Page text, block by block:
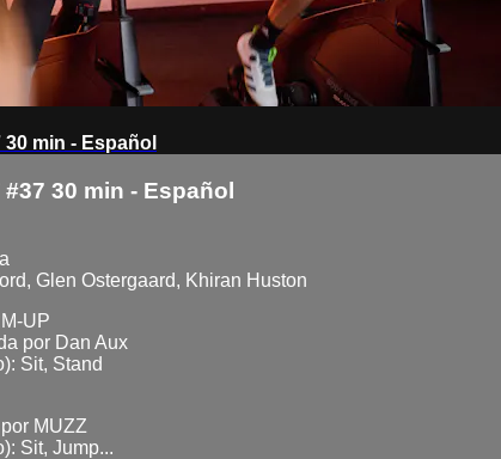
30 min - Español
#37 30 min - Español
Glen Ostergaard, Khiran Huston
UP
por Dan Aux
Sit, Stand
MUZZ
Sit, Jump...